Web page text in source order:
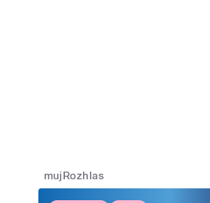
mujRozhlas